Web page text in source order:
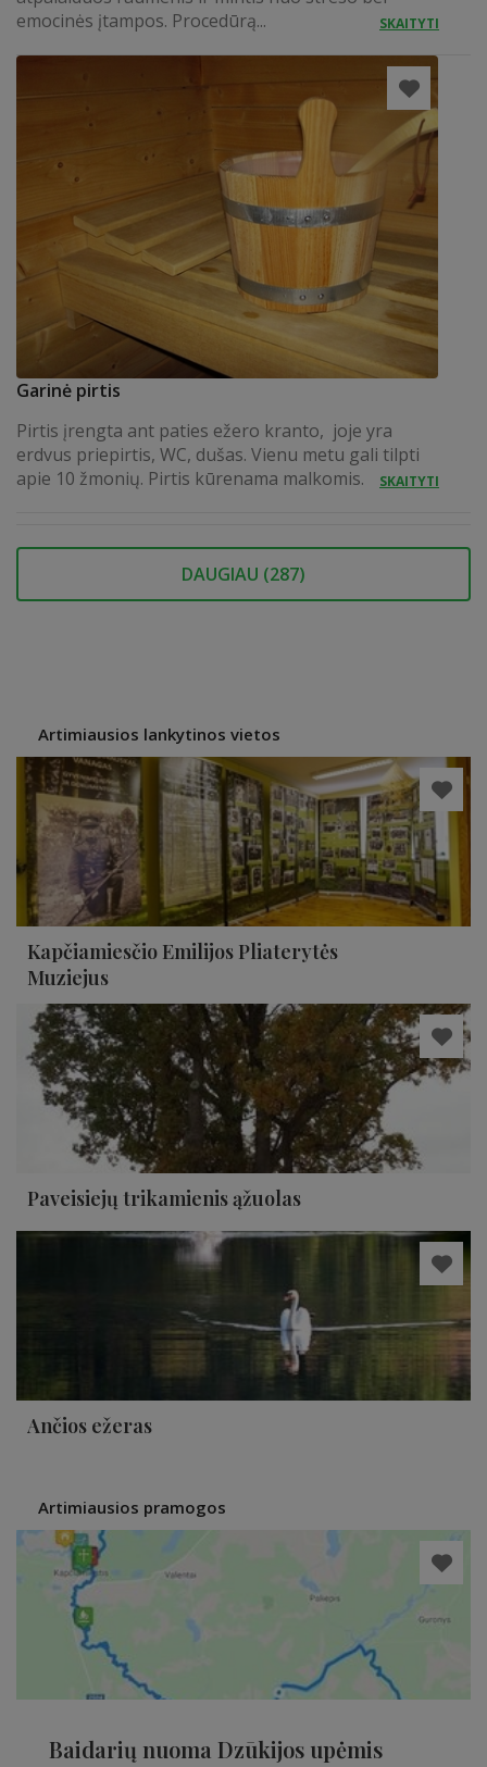
emocinės įtampos. Procedūrą...
SKAITYTI
Garinė pirtis
Pirtis įrengta ant paties ežero kranto, joje yra
erdvus priepirtis, WC, dušas. Vienu metu gali tilpti
apie 10 žmonių. Pirtis kūrenama malkomis.
SKAITYTI
DAUGIAU (287)
Artimiausios lankytinos vietos
Kapčiamiesčio Emilijos Pliaterytės
Muziejus
Paveisiejų trikamienis ąžuolas
Ančios ežeras
Artimiausios pramogos
Baidarių nuoma Dzūkijos upėmis